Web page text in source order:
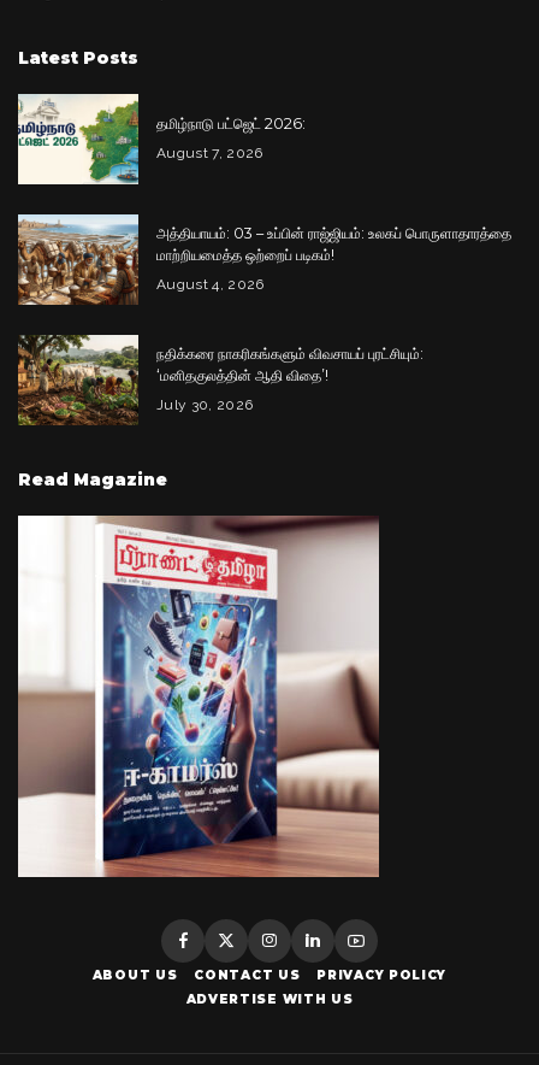
Latest Posts
தமிழ்நாடு பட்ஜெட் 2026:
August 7, 2026
அத்தியாயம்: 03 – உப்பின் ராஜ்ஜியம்: உலகப் பொருளாதாரத்தை
மாற்றியமைத்த ஒற்றைப் படிகம்!
August 4, 2026
நதிக்கரை நாகரிகங்களும் விவசாயப் புரட்சியும்:
‘மனிதகுலத்தின் ஆதி விதை’!
July 30, 2026
Read Magazine
ABOUT US CONTACT US
PRIVACY POLICY
ADVERTISE WITH US